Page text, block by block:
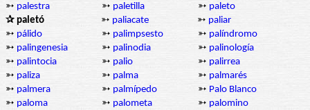
➳ palestra ➳ paletilla ➳ paleto
✰ paletó
➳ paliacate ➳ paliar
➳ pálido ➳ palimpsesto ➳ palíndromo
➳ palingenesia ➳ palinodia ➳ palinología
➳ palintocia ➳ palio ➳ palirrea
➳ paliza ➳ palma ➳ palmarés
➳ palmera ➳ palmípedo ➳ Palo Blanco
➳ paloma ➳ palometa ➳ palomino